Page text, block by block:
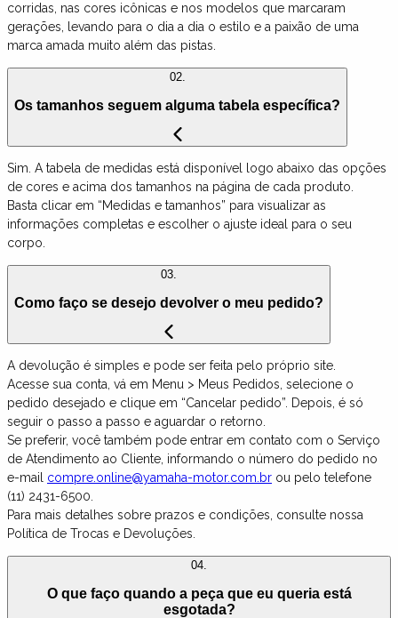
corridas, nas cores icônicas e nos modelos que marcaram
gerações, levando para o dia a dia o estilo e a paixão de uma
marca amada muito além das pistas.
02.
Os tamanhos seguem alguma tabela específica?
Sim. A tabela de medidas está disponível logo abaixo das opções
de cores e acima dos tamanhos na página de cada produto.
Basta clicar em “Medidas e tamanhos” para visualizar as
informações completas e escolher o ajuste ideal para o seu
corpo.
03.
Como faço se desejo devolver o meu pedido?
A devolução é simples e pode ser feita pelo próprio site.
Acesse sua conta, vá em Menu > Meus Pedidos, selecione o
pedido desejado e clique em “Cancelar pedido”. Depois, é só
seguir o passo a passo e aguardar o retorno.
Se preferir, você também pode entrar em contato com o Serviço
de Atendimento ao Cliente, informando o número do pedido no
e-mail compre.online@yamaha-motor.com.br ou pelo telefone
(11) 2431-6500.
Para mais detalhes sobre prazos e condições, consulte nossa
Política de Trocas e Devoluções.
04.
O que faço quando a peça que eu queria está
esgotada?